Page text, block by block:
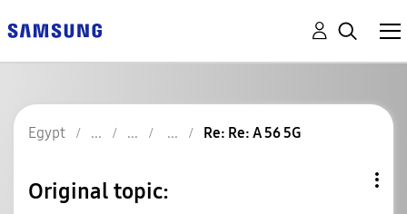
Egypt Re: Re: A 56 5G
Original topic: